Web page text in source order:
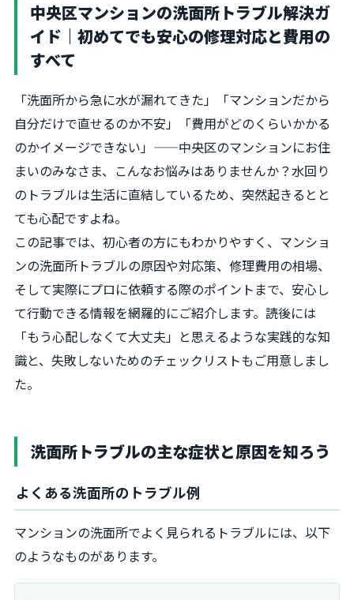
中央区マンションの洗面所トラブル解決ガ
イド｜初めてでも安心の修理対応と費用の
すべて
「洗面所から急に水が漏れてきた」「マンションだから
自分だけで直せるのか不安」「費用がどのくらいかかる
のかイメージできない」——中央区のマンションにお住
まいのみなさま、こんなお悩みはありませんか？水回り
のトラブルは生活に直結しているため、突然起きるとと
ても心配ですよね。
この記事では、初心者の方にもわかりやすく、マンショ
ンの洗面所トラブルの原因や対応策、修理費用の相場、
そして実際にプロに依頼する際のポイントまで、安心し
て行動できる情報を網羅的にご紹介します。読後には
「もう心配しなくて大丈夫」と思えるような実践的な知
識と、失敗しないためのチェックリストもご用意しまし
た。
洗面所トラブルの主な症状と原因を知ろう
よくある洗面所のトラブル例
マンションの洗面所でよく見られるトラブルには、以下
のようなものがあります。